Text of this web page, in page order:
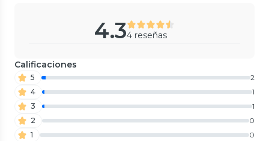
4.34 reseñas
Calificaciones
5
2
4
1
3
1
2
0
1
0